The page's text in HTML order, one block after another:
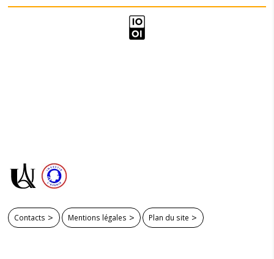
Contacts Mentions légales Plan du site